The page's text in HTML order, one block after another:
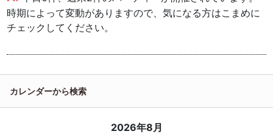
時期によって変動がありますので、気になる方はこまめに
チェックしてください。
カレンダーから検索
2026年8月